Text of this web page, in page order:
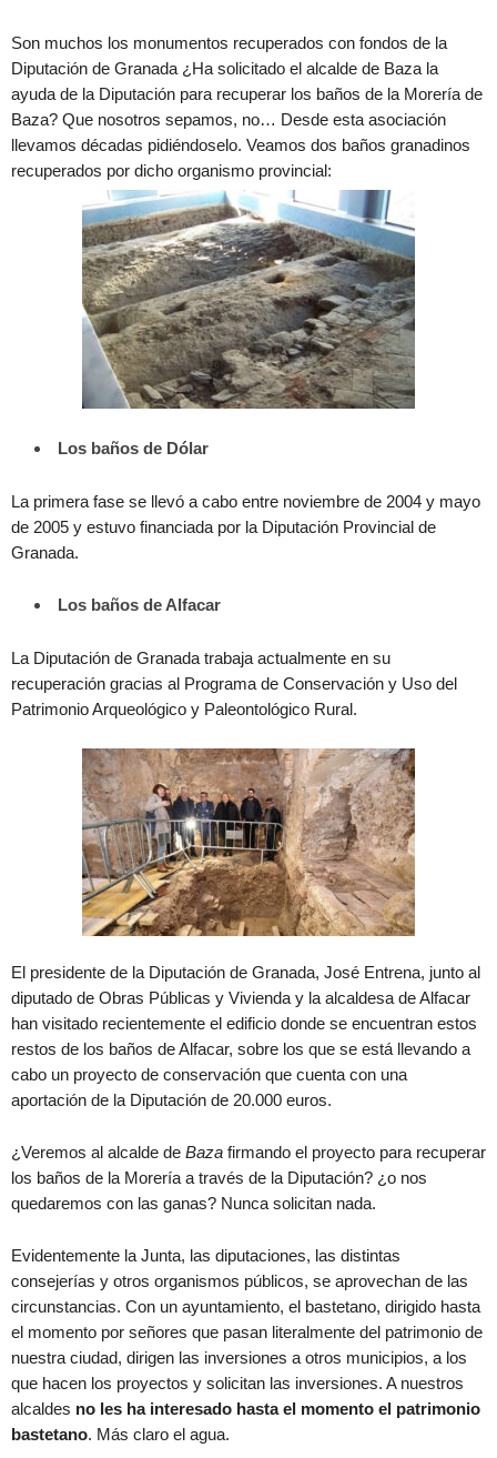
Son muchos los monumentos recuperados con fondos de la
Diputación de Granada ¿Ha solicitado el alcalde de Baza la
ayuda de la Diputación para recuperar los baños de la Morería de
Baza? Que nosotros sepamos, no… Desde esta asociación
llevamos décadas pidiéndoselo. Veamos dos baños granadinos
recuperados por dicho organismo provincial:
Los baños de Dólar
La primera fase se llevó a cabo entre noviembre de 2004 y mayo
de 2005 y estuvo financiada por la Diputación Provincial de
Granada.
Los baños de Alfacar
La Diputación de Granada trabaja actualmente en su
recuperación gracias al Programa de Conservación y Uso del
Patrimonio Arqueológico y Paleontológico Rural.
El presidente de la Diputación de Granada, José Entrena, junto al
diputado de Obras Públicas y Vivienda y la alcaldesa de Alfacar
han visitado recientemente el edificio donde se encuentran estos
restos de los baños de Alfacar, sobre los que se está llevando a
cabo un proyecto de conservación que cuenta con una
aportación de la Diputación de 20.000 euros.
¿Veremos al alcalde de Baza firmando el proyecto para recuperar
los baños de la Morería a través de la Diputación? ¿o nos
quedaremos con las ganas? Nunca solicitan nada.
Evidentemente la Junta, las diputaciones, las distintas
consejerías y otros organismos públicos, se aprovechan de las
circunstancias. Con un ayuntamiento, el bastetano, dirigido hasta
el momento por señores que pasan literalmente del patrimonio de
nuestra ciudad, dirigen las inversiones a otros municipios, a los
que hacen los proyectos y solicitan las inversiones. A nuestros
alcaldes no les ha interesado hasta el momento el patrimonio
bastetano. Más claro el agua.